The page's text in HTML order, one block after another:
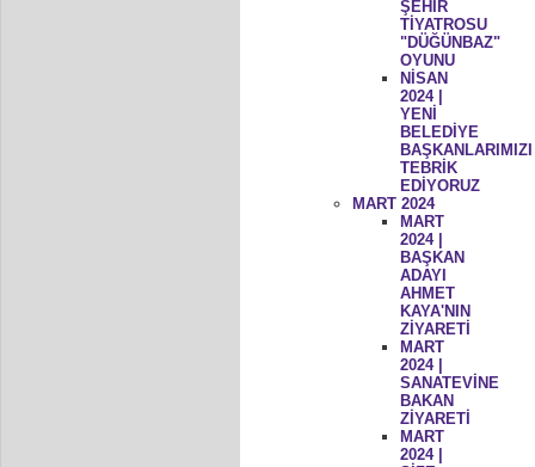
ŞEHİR
TİYATROSU
"DÜĞÜNBAZ"
OYUNU
NİSAN
2024 |
YENİ
BELEDİYE
BAŞKANLARIMIZI
TEBRİK
EDİYORUZ
MART 2024
MART
2024 |
BAŞKAN
ADAYI
AHMET
KAYA'NIN
ZİYARETİ
MART
2024 |
SANATEVİNE
BAKAN
ZİYARETİ
MART
2024 |